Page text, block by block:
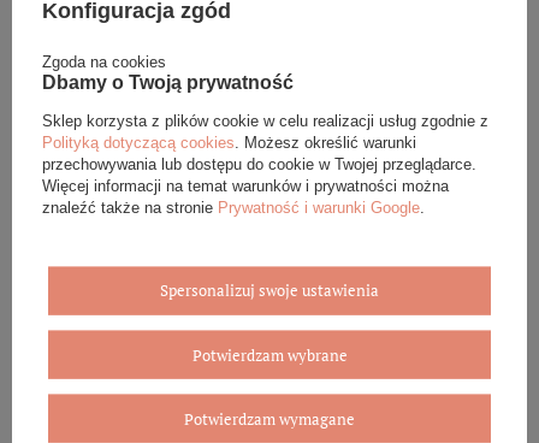
Podana cena dotyczy jednej sztuki.
DANE SZCZEGÓŁOWE
OPINIE (0)
Konfiguracja zgód
Zgoda na cookies
Dbamy o Twoją prywatność
Sklep korzysta z plików cookie w celu realizacji usług zgodnie z
Polityką dotyczącą cookies . Możesz określić warunki
przechowywania lub dostępu do cookie w Twojej przeglądarce.
Więcej informacji na temat warunków i prywatności można
znaleźć także na stronie Prywatność i warunki Google
Spersonalizuj swoje ustawienia
Potwierdzam wybrane
Potwierdzam wymagane